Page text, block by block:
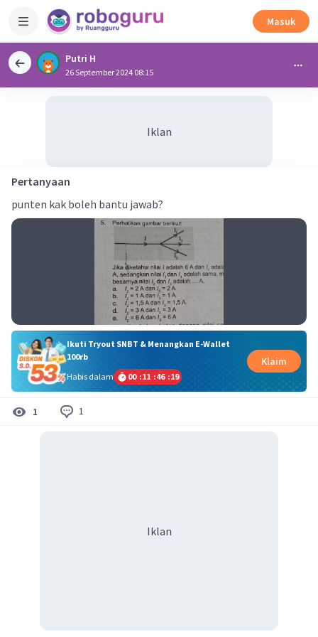
Masuk
Putri H
26 September 2024 08:15
Iklan
Pertanyaan
punten kak boleh bantu jawab?
Ikuti Tryout SNBT & Menangkan E-Wallet
100rb
Habis dalam
00 :11 :46 :19
Klaim
1 1
Iklan